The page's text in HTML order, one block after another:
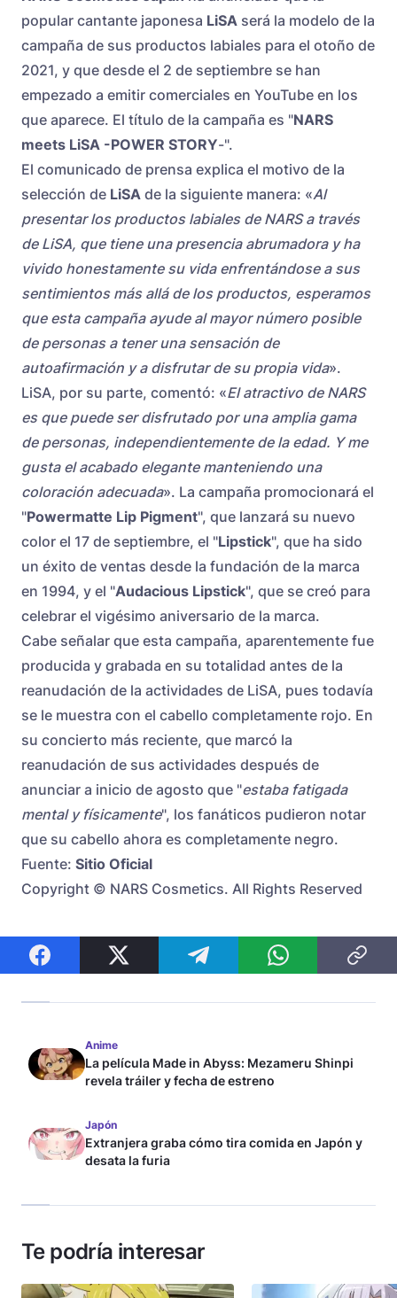
popular cantante japonesa LiSA será la modelo de la
campaña de sus productos labiales para el otoño de
2021, y que desde el 2 de septiembre se han
empezado a emitir comerciales en YouTube en los
que aparece. El título de la campaña es "NARS
meets LiSA -POWER STORY-".
El comunicado de prensa explica el motivo de la
selección de LiSA de la siguiente manera: «Al
presentar los productos labiales de NARS a través
de LiSA, que tiene una presencia abrumadora y ha
vivido honestamente su vida enfrentándose a sus
sentimientos más allá de los productos, esperamos
que esta campaña ayude al mayor número posible
de personas a tener una sensación de
autoafirmación y a disfrutar de su propia vida».
LiSA, por su parte, comentó: «El atractivo de NARS
es que puede ser disfrutado por una amplia gama
de personas, independientemente de la edad. Y me
gusta el acabado elegante manteniendo una
coloración adecuada». La campaña promocionará el
"Powermatte Lip Pigment", que lanzará su nuevo
color el 17 de septiembre, el "Lipstick", que ha sido
un éxito de ventas desde la fundación de la marca
en 1994, y el "Audacious Lipstick", que se creó para
celebrar el vigésimo aniversario de la marca.
Cabe señalar que esta campaña, aparentemente fue
producida y grabada en su totalidad antes de la
reanudación de la actividades de LiSA, pues todavía
se le muestra con el cabello completamente rojo. En
su concierto más reciente, que marcó la
reanudación de sus actividades después de
anunciar a inicio de agosto que "estaba fatigada
mental y físicamente", los fanáticos pudieron notar
que su cabello ahora es completamente negro.
Fuente: Sitio Oficial
Copyright © NARS Cosmetics. All Rights Reserved
Anime
La película Made in Abyss: Mezameru Shinpi
revela tráiler y fecha de estreno
Japón
Extranjera graba cómo tira comida en Japón y
desata la furia
Te podría interesar